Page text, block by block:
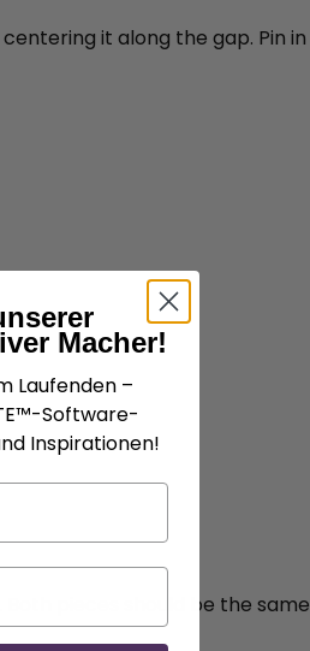
it along the gap. Pin in
pieces should be the same
Macher!
Laufenden –
Software-
Inspirationen!